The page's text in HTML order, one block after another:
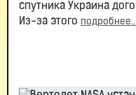
спутника Украина
Из-за этого